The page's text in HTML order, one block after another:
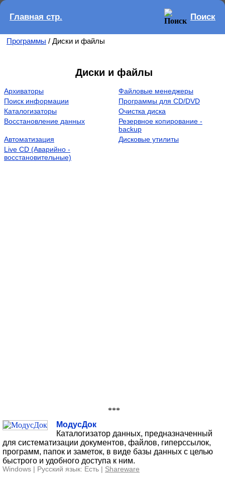
Главная стр. Поиск
Программы / Диски и файлы
Диски и файлы
Архиваторы
Файловые менеджеры
Поиск информации
Программы для CD/DVD
Каталогизаторы
Очистка диска
Восстановление данных
Резервное копирование -
backup
Автоматизация
Дисковые утилиты
Live CD (Аварийно -
восстановительные)
***
МодусДок
Каталогизатор данных, предназначенный
для систематизации документов, файлов, гиперссылок,
программ, папок и заметок, в виде базы данных с целью
быстрого и удобного доступа к ним.
Windows | Русский язык: Есть | Shareware